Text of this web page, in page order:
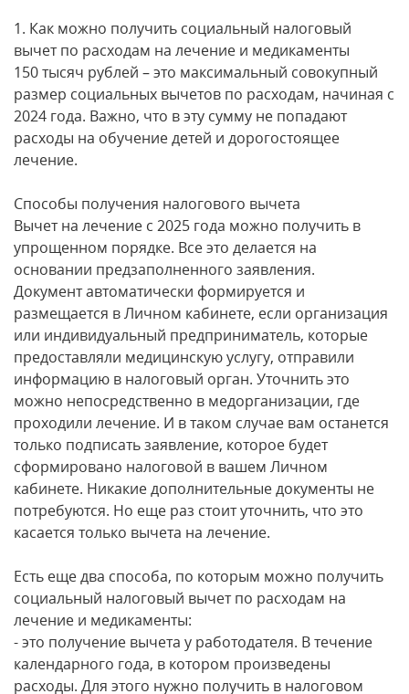
1. Как можно получить социальный налоговый
вычет по расходам на лечение и медикаменты
150 тысяч рублей – это максимальный совокупный
размер социальных вычетов по расходам, начиная с
2024 года. Важно, что в эту сумму не попадают
расходы на обучение детей и дорогостоящее
лечение.
Способы получения налогового вычета
Вычет на лечение с 2025 года можно получить в
упрощенном порядке. Все это делается на
основании предзаполненного заявления.
Документ автоматически формируется и
размещается в Личном кабинете, если организация
или индивидуальный предприниматель, которые
предоставляли медицинскую услугу, отправили
информацию в налоговый орган. Уточнить это
можно непосредственно в медорганизации, где
проходили лечение. И в таком случае вам останется
только подписать заявление, которое будет
сформировано налоговой в вашем Личном
кабинете. Никакие дополнительные документы не
потребуются. Но еще раз стоит уточнить, что это
касается только вычета на лечение.
Есть еще два способа, по которым можно получить
социальный налоговый вычет по расходам на
лечение и медикаменты:
- это получение вычета у работодателя. В течение
календарного года, в котором произведены
расходы. Для этого нужно получить в налоговом